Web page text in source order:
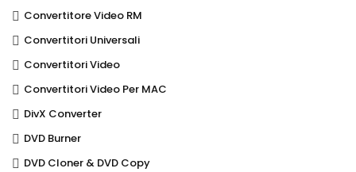
Convertitore Video RM
Convertitori Universali
Convertitori Video
Convertitori Video Per MAC
DivX Converter
DVD Burner
DVD Cloner & DVD Copy